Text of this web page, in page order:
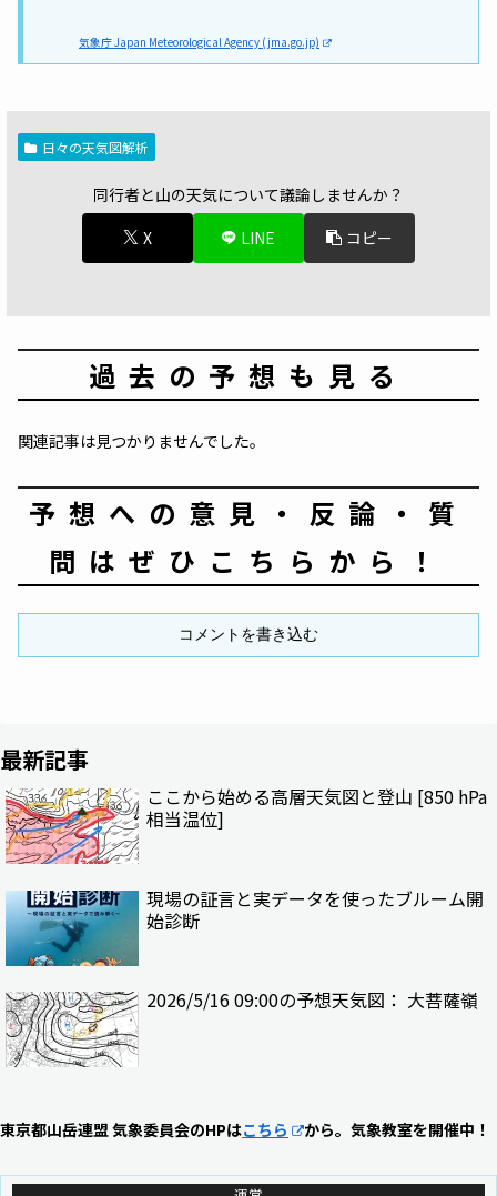
気象庁 Japan Meteorological Agency (jma.go.jp)
日々の天気図解析
同行者と山の天気について議論しませんか？
X
LINE コピー
過去の予想も見る
関連記事は見つかりませんでした。
予想への意見・反論・質
問はぜひこちらから！
コメントを書き込む
最新記事
ここから始める高層天気図と登山 [850 hPa
相当温位]
現場の証言と実データを使ったブルーム開
始診断
2026/5/16 09:00の予想天気図： 大菩薩嶺
東京都山岳連盟 気象委員会のHPはこちら から。気象教室を開催中！